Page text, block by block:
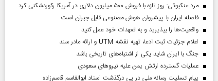
مرد عنکبوتی: روز تازه با فروش ۵۰۰ میلیون دلاری در آمریکا رکوردشکنی کرد
فاصله ایران با پیشرو‌ان هوش مصنوعی قابل جبران است
واقعیت‌ها را بپذیرید و به تعهدات خود عمل کنید
اعلام جزئیات ثبت ادعا، تهیه نقشه UTM و ارائه مادر سند
جنگ با ایران شاید یکی از اشتباه‌های تاریخی باشد
عملیات گسترده ارتش یمن علیه نیروهای سعودی
پیام تسلیت رسانه ملی در پی درگذشت استاد ابوالقاسم قاسم‌زاده